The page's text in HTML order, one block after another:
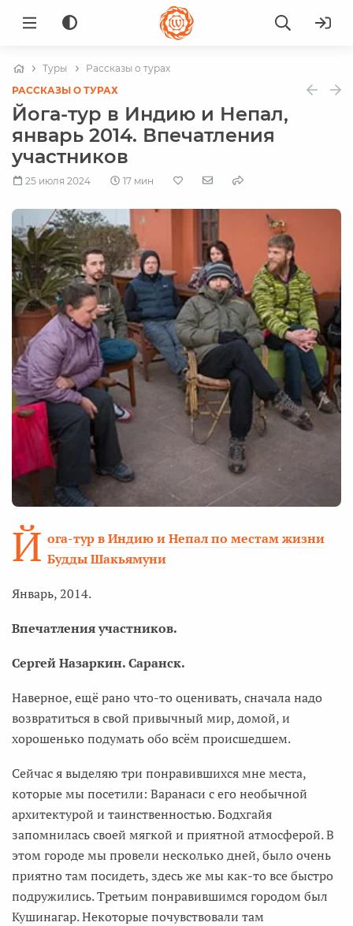
Туры
Рассказы о турах
РАССКАЗЫ О ТУРАХ
Йога-тур в Индию и Непал,
январь 2014. Впечатления
участников
25 июля 2024 17 мин
Й ога-тур в Индию и Непал по местам жизни
Будды Шакьямуни
Январь, 2014.
Впечатления участников.
Сергей Назаркин. Саранск.
Наверное, ещё рано что-то оценивать, сначала надо
возвратиться в свой привычный мир, домой, и
хорошенько подумать обо всём происшедшем.
Сейчас я выделяю три понравившихся мне места,
которые мы посетили: Варанаси с его необычной
архитектурой и таинственностью. Бодхгайя
запомнилась своей мягкой и приятной атмосферой. В
этом городе мы провели несколько дней, было очень
приятно там посидеть, здесь же мы как-то все быстро
подружились. Третьим понравившимся городом был
Кушинагар. Некоторые почувствовали там